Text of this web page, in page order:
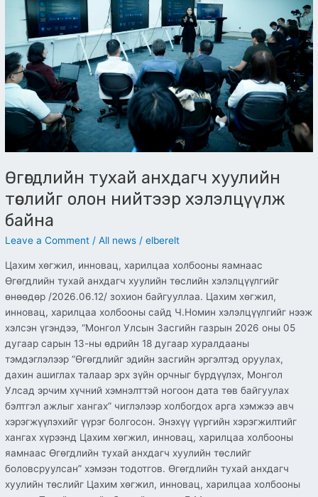
Өгөгдлийн тухай анхдагч хуулийн
төслийг олон нийтээр хэлэлцүүлж
байна
Leave a Comment /All news /elberelt
Цахим хөгжил, инновац, харилцаа холбооны яамнаас
Өгөгдлийн тухай анхдагч хуулийн төслийн хэлэлцүүлгийг
өнөөдөр /2026.06.12/ зохион байгууллаа. Цахим хөгжил,
инновац, харилцаа холбооны сайд Ч.Номин хэлэлцүүлгийг нээж
хэлсэн үгэндээ, “Монгол Улсын Засгийн газрын 2026 оны 05
дугаар сарын 13-ны өдрийн 18 дугаар хуралдааны
тэмдэглэлээр “Өгөгдлийг эдийн засгийн эргэлтэд оруулах,
дахин ашиглах талаар эрх зүйн орчныг бүрдүүлэх, Монгол
Улсад эрчим хүчний хэмнэлттэй ногоон дата төв байгуулах
бэлтгэл ажлыг хангах” чиглэлээр холбогдох арга хэмжээ авч
хэрэгжүүлэхийг үүрэг болгосон. Энэхүү үүргийн хэрэгжилтийг
хангах хүрээнд Цахим хөгжил, инновац, харилцаа холбооны
яамнаас Өгөгдлийн тухай анхдагч хуулийн төслийг
боловсруулсан” хэмээн тодотгов. Өгөгдлийн тухай анхдагч
хуулийн төслийг Цахим хөгжил, инновац, харилцаа холбооны
анхдагч
хуулийн
төслийг
олон
нийтээр
хэлэлцүүлж
байна